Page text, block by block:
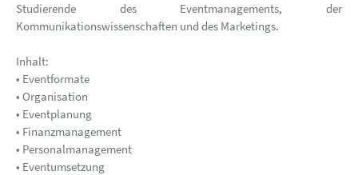
Studierende des Eventmanagements, der
Kommunikationswissenschaften und des Marketings.
Inhalt:
• Eventformate
• Organisation
• Eventplanung
• Finanzmanagement
• Personalmanagement
• Eventumsetzung